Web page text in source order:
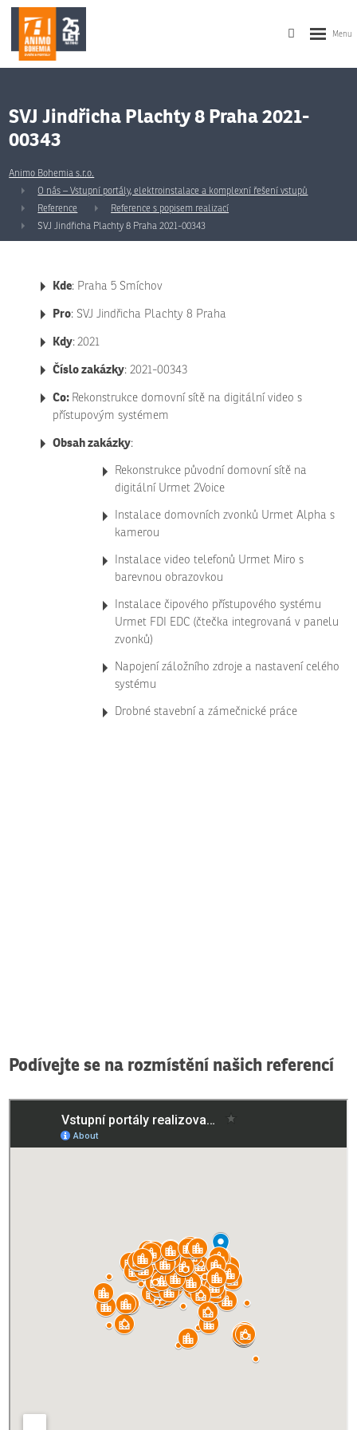
SVJ Jindřicha Plachty 8 Praha 2021-
00343
Animo Bohemia s.r.o.
O nás – Vstupní portály, elektroinstalace a komplexní řešení vstupů
Reference
Reference s popisem realizací
SVJ Jindřicha Plachty 8 Praha 2021-00343
Kde: Praha 5 Smíchov
Pro: SVJ Jindřicha Plachty 8 Praha
Kdy:2021
Číslo zakázky: 2021-00343
Co: Rekonstrukce domovní sítě na digitální video s
přístupovým systémem
Obsah zakázky:
Rekonstrukce původní domovní sítě na
digitální Urmet 2Voice
Instalace domovních zvonků Urmet Alpha s
kamerou
Instalace video telefonů Urmet Miro s
barevnou obrazovkou
Instalace čipového přístupového systému
Urmet FDI EDC (čtečka integrovaná v panelu
zvonků)
Napojení záložního zdroje a nastavení celého
systému
Drobné stavební a zámečnické práce
Podívejte se na rozmístění našich referencí